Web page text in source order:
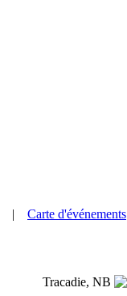
| Carte d'événements
Tracadie, NB